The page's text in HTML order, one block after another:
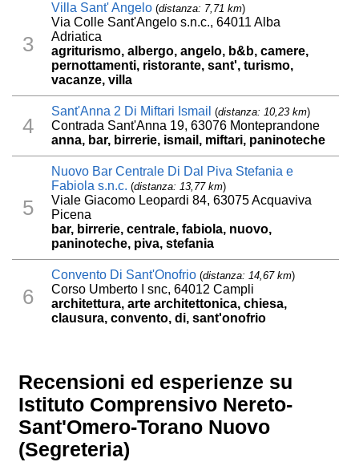
3
Villa Sant' Angelo (distanza: 7,71 km)
Via Colle Sant'Angelo s.n.c., 64011 Alba
Adriatica
agriturismo, albergo, angelo, b&b, camere,
pernottamenti, ristorante, sant', turismo,
vacanze, villa
4
Sant'Anna 2 Di Miftari Ismail (distanza: 10,23 km)
Contrada Sant'Anna 19, 63076 Monteprandone
anna, bar, birrerie, ismail, miftari, paninoteche
5
Nuovo Bar Centrale Di Dal Piva Stefania e
Fabiola s.n.c. (distanza: 13,77 km)
Viale Giacomo Leopardi 84, 63075 Acquaviva
Picena
bar, birrerie, centrale, fabiola, nuovo,
paninoteche, piva, stefania
6
Convento Di Sant'Onofrio (distanza: 14,67 km)
Corso Umberto I snc, 64012 Campli
architettura, arte architettonica, chiesa,
clausura, convento, di, sant'onofrio
Recensioni ed esperienze su
Istituto Comprensivo Nereto-
Sant'Omero-Torano Nuovo
(Segreteria)